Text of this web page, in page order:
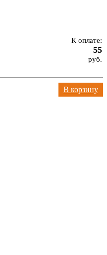
К оплате:
55
руб.
В корзину